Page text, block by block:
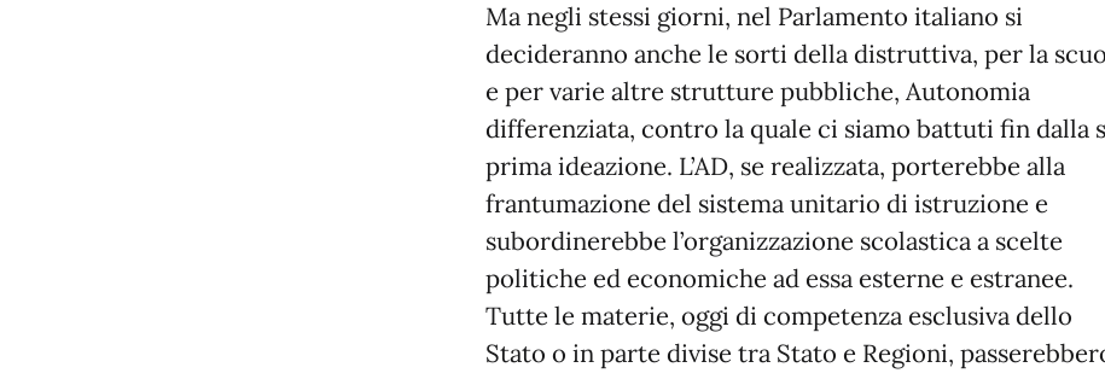
Ma negli stessi giorni, nel Parlamento italiano si
decideranno anche le sorti della distruttiva, per la
e per varie altre strutture pubbliche, Autonomia
differenziata, contro la quale ci siamo battuti fin dalla
prima ideazione. L’AD, se realizzata, porterebbe alla
frantumazione del sistema unitario di istruzione e
subordinerebbe l’organizzazione scolastica a scelte
politiche ed economiche ad essa esterne e estranee.
Tutte le materie, oggi di competenza esclusiva dello
Stato o in parte divise tra Stato e Regioni,